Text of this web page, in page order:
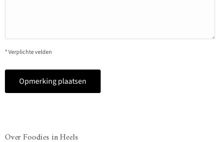
* Verplichte velden
Opmerking plaatsen
Over Foodies in Heels